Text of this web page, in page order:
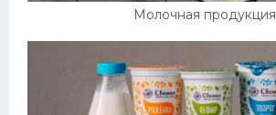
Молочная продукция